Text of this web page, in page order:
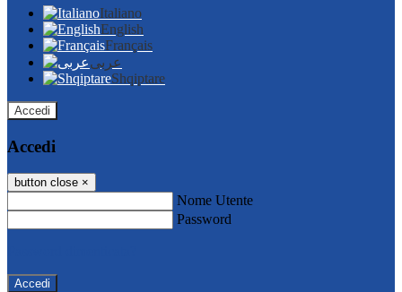
Italiano
English
Français
عربى
Shqiptare
Accedi
Accedi
button close ×
Nome Utente
Password